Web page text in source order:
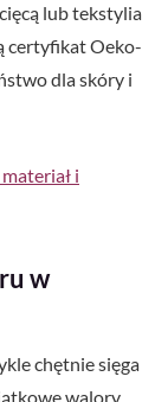
lub tekstylia
certyfikat Oeko-
dla skóry i
i
w
chętnie sięga
walory